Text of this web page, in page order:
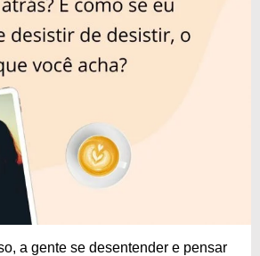
a gente se desentender e pensar